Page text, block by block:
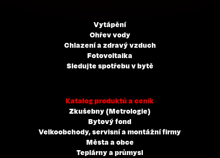
Vytápění
Ohřev vody
Chlazení a zdravý vzduch
Fotovoltaika
Sledujte spotřebu v bytě
Katalog produktů a ceník
Zkušebny (Metrologie)
Bytový fond
Velkoobchody, servisní a montážní firmy
Města a obce
Teplárny a průmysl